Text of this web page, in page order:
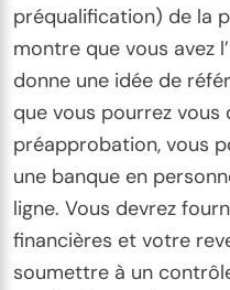
préqualification) de la
montre que vous avez
donne une idée de
que vous pourrez
préapprobation, vous
une banque en
ligne. Vous devrez
financières et votre
soumettre à un